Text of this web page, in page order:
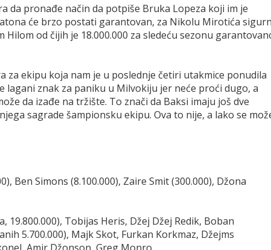
da pronađe način da potpiše Bruka Lopeza koji im je
će brzo postati garantovan, za Nikolu Mirotića
od čijih je 18.000.000 za sledeću sezonu
ekipu koja nam je u poslednje četiri utakmice ponudila
lagani znak za paniku u Milvokiju jer neće proći dugo, a
da izađe na tržište. To znači da Baksi imaju još dve
sagrade šampionsku ekipu. Ova to nije, a lako se
Ben Simons (8.100.000), Zaire Smit (300.000), Džona
Tobijas Heris, Džej Džej Redik, Boban
5.700.000), Majk Skot, Furkan Korkmaz, Džejms